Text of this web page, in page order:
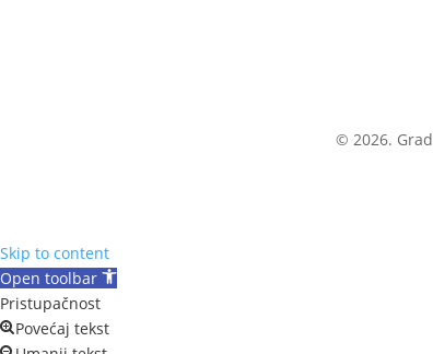
© 2026.
Skip to content
Open toolbar
Pristupačnost
Povećaj tekst